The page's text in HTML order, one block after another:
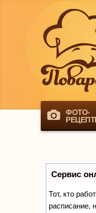
ФОТО-
Сервис
Тот, кто
расписание,